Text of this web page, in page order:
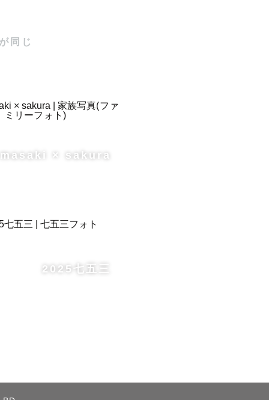
にご相談
場合がご
リアで以
連絡いた
同じ
× sakura
2025七五三